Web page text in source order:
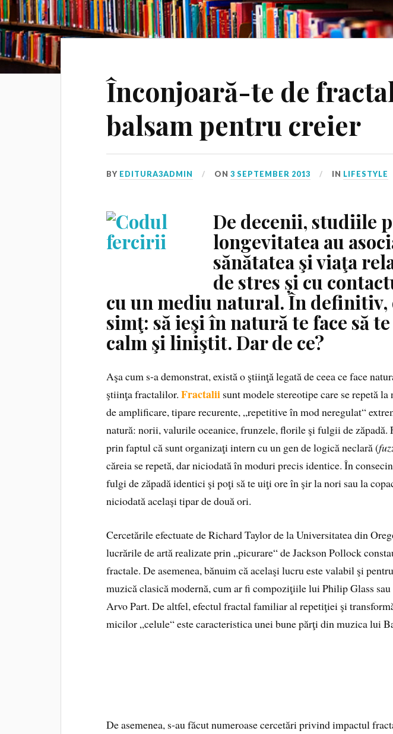
Înconjoară-te de
balsam pentru creier
BY EDITURA3ADMIN ON3 SEPTEMBER 2013 IN LIFESTYLE
De decenii, studiile
longevitatea au
sănătatea şi viaţa
de stres și cu
cu un mediu natural. În definitiv,
simţ: să ieşi în natură te face să
calm şi liniştit. Dar de ce?
Aşa cum s‑a demonstrat, există o ştiinţă legată de ceea ce face
ştiinţa fractalilor.Fractalii sunt modele stereotipe care se repetă
de amplificare, tipare recurente, „repetitive în mod neregulat“
natură: norii, valurile oceanice, frunzele, florile şi fulgii de zăpadă.
prin faptul că sunt organizaţi intern cu un gen de logică neclară (
căreia se repetă, dar niciodată în moduri precis identice. În
fulgi de zăpadă identici şi poţi să te uiţi ore în şir la nori sau la
niciodată acelaşi tipar de două ori.
Cercetările efectuate de Richard Taylor de la Universitatea din
lucrările de artă realizate prin „picurare“ de Jackson Pollock
fractale. De asemenea, bănuim că acelaşi lucru este valabil şi
muzică clasică modernă, cum ar fi compoziţiile lui Philip Glass
Arvo Part. De altfel, efectul fractal familiar al repetiţiei şi
micilor „celule“ este caracteristica unei bune părţi din muzica lui
De asemenea, s‑au făcut numeroase cercetări privind impactul